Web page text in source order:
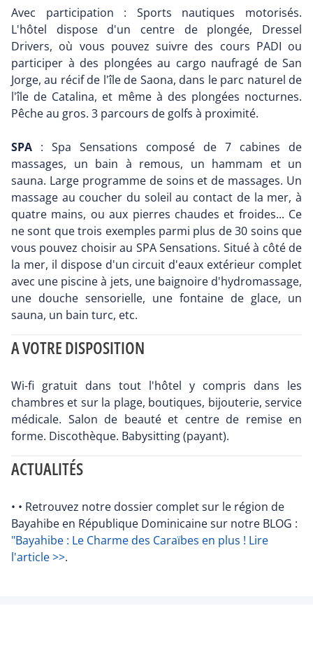
Avec participation : Sports nautiques motorisés.
L'hôtel dispose d'un centre de plongée, Dressel
Drivers, où vous pouvez suivre des cours PADI ou
participer à des plongées au cargo naufragé de San
Jorge, au récif de l'île de Saona, dans le parc naturel de
l'île de Catalina, et même à des plongées nocturnes.
Pêche au gros. 3 parcours de golfs à proximité.
SPA : Spa Sensations composé de 7 cabines de
massages, un bain à remous, un hammam et un
sauna. Large programme de soins et de massages. Un
massage au coucher du soleil au contact de la mer, à
quatre mains, ou aux pierres chaudes et froides... Ce
ne sont que trois exemples parmi plus de 30 soins que
vous pouvez choisir au SPA Sensations. Situé à côté de
la mer, il dispose d'un circuit d'eaux extérieur complet
avec une piscine à jets, une baignoire d'hydromassage,
une douche sensorielle, une fontaine de glace, un
sauna, un bain turc, etc.
A VOTRE DISPOSITION
Wi-fi gratuit dans tout l'hôtel y compris dans les
chambres et sur la plage, boutiques, bijouterie, service
médicale. Salon de beauté et centre de remise en
forme. Discothèque. Babysitting (payant).
ACTUALITÉS
• • Retrouvez notre dossier complet sur le région de
Bayahibe en République Dominicaine sur notre BLOG :
"Bayahibe : Le Charme des Caraïbes en plus ! Lire
l'article >>.